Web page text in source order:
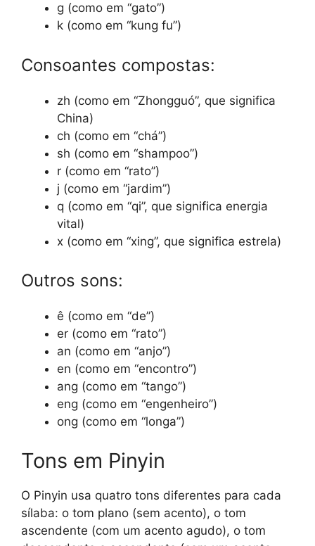
g (como em “gato”)
k (como em “kung fu”)
Consoantes compostas:
zh (como em “Zhongguó”, que significa
China)
ch (como em “chá”)
sh (como em “shampoo”)
r (como em “rato”)
j (como em “jardim”)
q (como em “qi”, que significa energia
vital)
x (como em “xing”, que significa estrela)
Outros sons:
ê (como em “de”)
er (como em “rato”)
an (como em “anjo”)
en (como em “encontro”)
ang (como em “tango”)
eng (como em “engenheiro”)
ong (como em “longa”)
Tons em Pinyin
O Pinyin usa quatro tons diferentes para cada
sílaba: o tom plano (sem acento), o tom
ascendente (com um acento agudo), o tom